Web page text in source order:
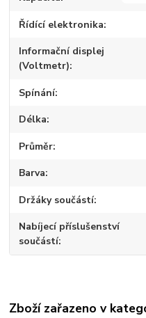
Řídící elektronika
Informační displej
(Voltmetr)
Spínání
Délka
Průměr
Barva
Držáky součástí
Nabíjecí příslušenství
součástí
Zboží zařazeno v